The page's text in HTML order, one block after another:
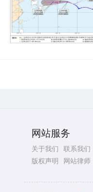
网站服务
关于我们 联系我们
版权声明
网站律师